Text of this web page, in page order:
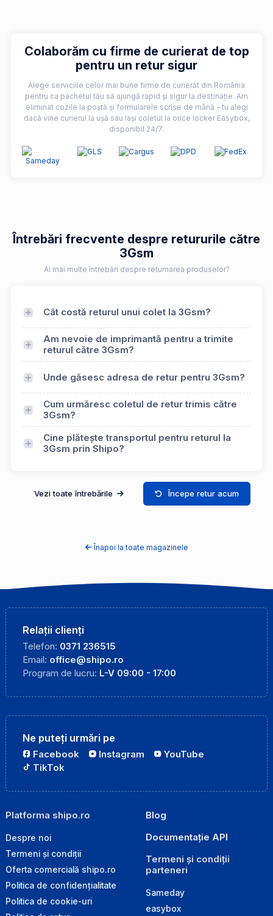
Colaborăm cu firme de curierat de top
pentru un retur sigur
Alege serviciile celor mai bune firme de curierat din România
pentru ca pachetul tău să ajungă rapid și sigur la destinație. Am
eliminat cozile la poștă și formularele scrise de mână - tu alegi
dacă vine curierul la ușă sau lași coletul la orice locker Easybox,
disponibil 24/7.
Întrebări frecvente despre retururile către
3Gsm
Ai mai multe întrebări despre returnarea produselor?
Cât costă returul unui colet la 3Gsm?
Am nevoie de imprimantă pentru a trimite
returul către 3Gsm?
Unde găsesc adresa de retur pentru 3Gsm?
Cum urmăresc coletul de retur trimis către
3Gsm?
Cine plătește transportul pentru returul la
3Gsm prin Shipo?
Vezi toate întrebările Începe retur acum
Înapoi la toate magazinele
Relații clienți
Telefon: 0371 236515
Email: office@shipo.ro
Program de lucru: L-V 09:00 - 17:00
Ne puteți urmări pe
Facebook Instagram
YouTube
TikTok
Platforma shipo.ro
Despre noi
Termeni și condiții
Oferta comercială shipo.ro
Politica de confidențialitate
Politica de cookie-uri
Blog
Documentație API
Termeni și condiții
parteneri
Sameday
easybox